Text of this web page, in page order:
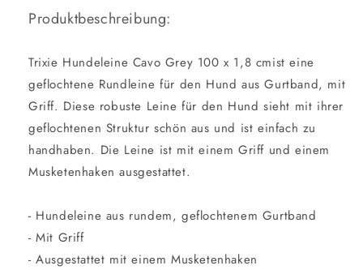
Produktbeschreibung:
Trixie Hundeleine Cavo Grey 100 x 1,8 cmist eine
geflochtene Rundleine für den Hund aus Gurtband, mit
Griff. Diese robuste Leine für den Hund sieht mit ihrer
geflochtenen Struktur schön aus und ist einfach zu
handhaben. Die Leine ist mit einem Griff und einem
Musketenhaken ausgestattet.
- Hundeleine aus rundem, geflochtenem Gurtband
- Mit Griff
- Ausgestattet mit einem Musketenhaken